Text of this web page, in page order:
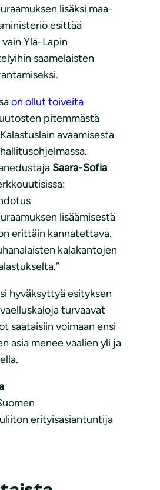
lisäksi maa-
esittää
Ylä-Lapin
saamelaisten
on ollut toiveita
pitemmästä
avaamisesta
Saara-Sofia
lisäämisestä
erittäin kannatettava.
kalakantojen
hyväksyttyä esityksen
turvaavat
saataisiin voimaan ensi
asia menee vaalien yli ja
erityisasiantuntija